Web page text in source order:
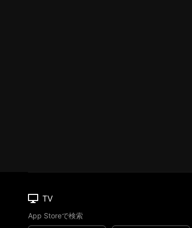
TV
App Storeで検索